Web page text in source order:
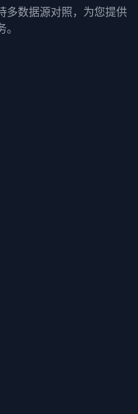
多数据源对照，为您提供